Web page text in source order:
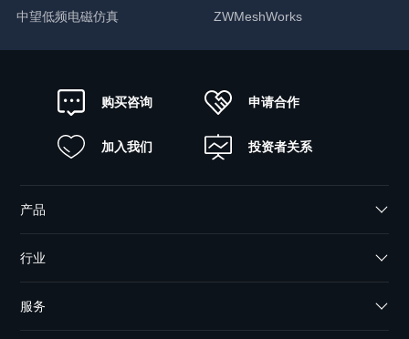
中望低频电磁仿真
ZWMeshWorks
购买咨询 申请合作
加入我们 投资者关系
产品
行业
服务